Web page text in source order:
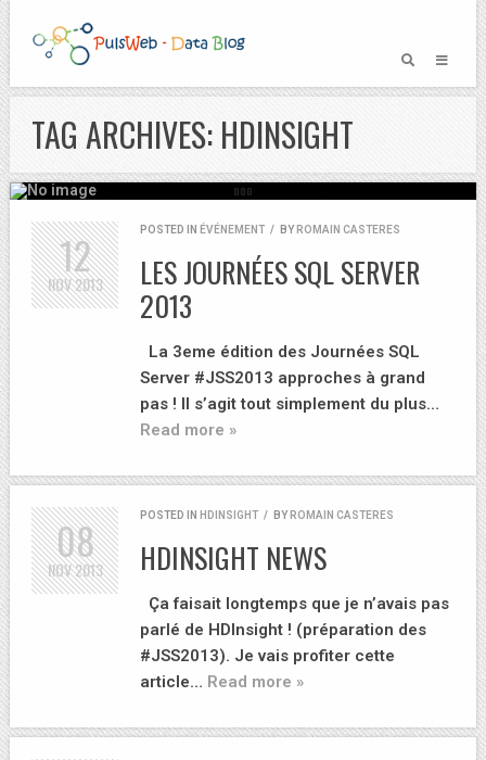
TAG ARCHIVES: HDINSIGHT
POSTED IN ÉVÉNEMENT / BY ROMAIN CASTERES
LES JOURNÉES SQL SERVER
2013
La 3eme édition des Journées SQL
Server #JSS2013 approches à grand
pas ! Il s’agit tout simplement du plus…
Read more »
12
NOV2013
POSTED IN HDINSIGHT / BY ROMAIN CASTERES
HDINSIGHT NEWS
Ça faisait longtemps que je n’avais pas
parlé de HDInsight ! (préparation des
#JSS2013). Je vais profiter cette
article… Read more »
08
NOV2013